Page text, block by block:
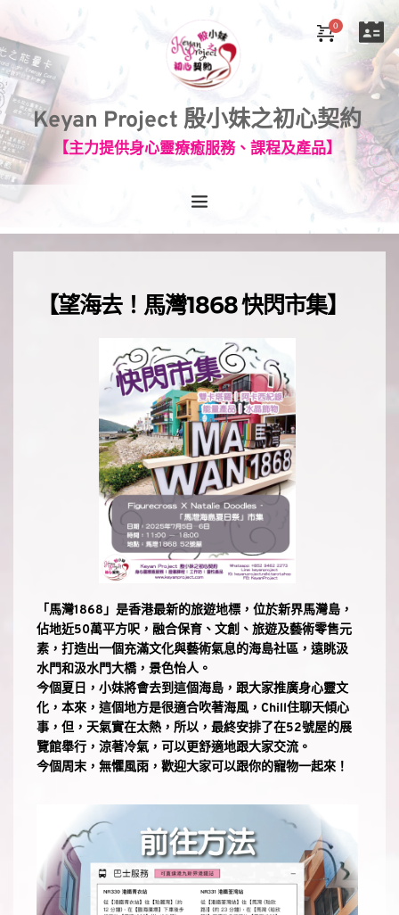
Keyan Project 殷小妹之初心契約
【主力提供身心靈療癒服務、課程及產品】
【望海去！馬灣1868 快閃市集】
「馬灣1868」是香港最新的旅遊地標，位於新界馬灣島，
佔地近50萬平方呎，融合保育、文創、旅遊及藝術零售元
素，打造出一個充滿文化與藝術氣息的海島社區，遠眺汲
水門和汲水門大橋，景色怡人。
今個夏日，小妹將會去到這個海島，跟大家推廣身心靈文
化，本來，這個地方是很適合吹著海風，Chill住聊天傾心
事，但，天氣實在太熱，所以，最終安排了在52號屋的展
覽館舉行，涼著冷氣，可以更舒適地跟大家交流。
今個周末，無懼風雨，歡迎大家可以跟你的寵物一起來！